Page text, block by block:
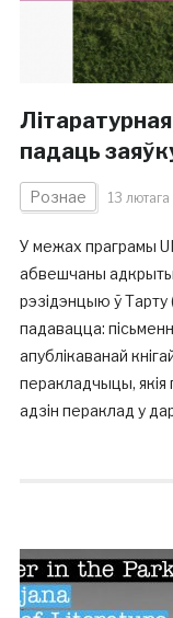
падаць
Рознае 13
У межах праграмы
абвешчаны адкрыты
рэзідэнцыю ў Тарту
падавацца:
апублікаванай
перакладчыцы, якія
адзін пераклад у